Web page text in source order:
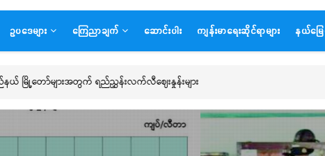
ဥပဒေများ ကြေညာချက် ဆောင်းပါး ကျန်းမာရေးဆိုင်ရာများ နယ်မြ
ဒုတိယဝန်ကြီး ဦးရဲတင့် ရန်ကုန်တိုင်းဒေသကြီးနှင့် ဧရာဝတီတိုင်းဒေသကြီးအတွင်း ပြန်ကြားရ